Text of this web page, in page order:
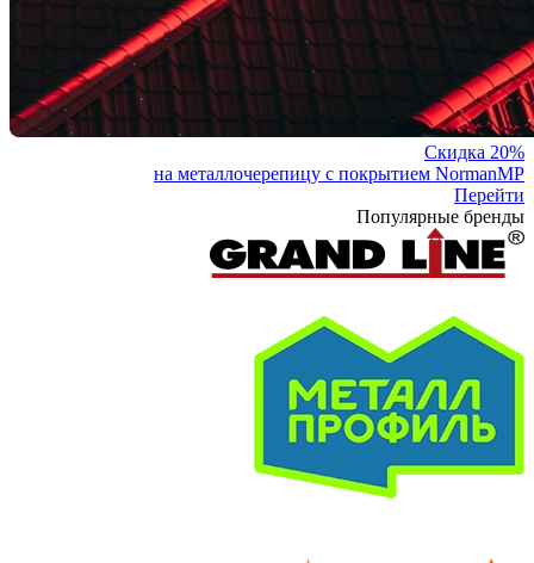
Скидка 20%
на металлочерепицу с покрытием NormanMP
Перейти
Популярные бренды